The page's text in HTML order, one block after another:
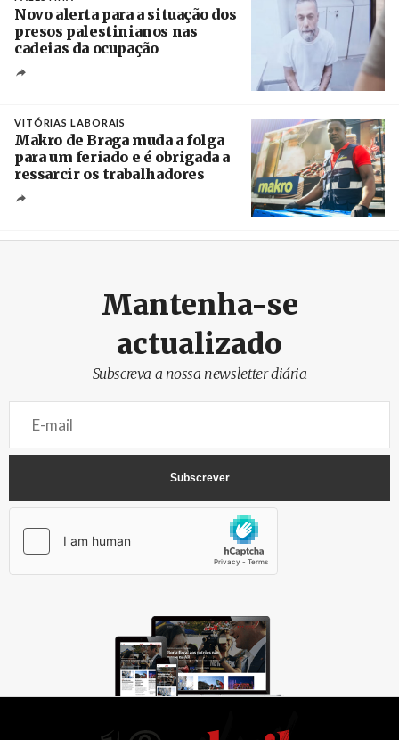
Novo alerta para a situação dos
presos palestinianos nas
cadeias da ocupação
VITÓRIAS LABORAIS
Makro de Braga muda a folga
para um feriado e é obrigada a
ressarcir os trabalhadores
Mantenha-se
actualizado
Subscreva a nossa newsletter diária